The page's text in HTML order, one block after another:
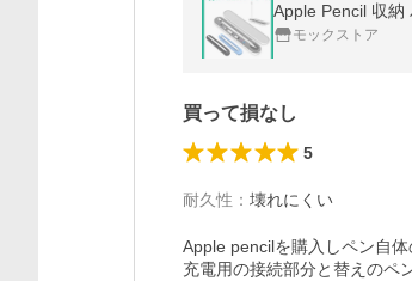
Apple Pencil 収納
モックストア
買って損なし
5
耐久性 ： 壊れにくい
Apple pencilを購入しペン自
充電用の接続部分と替えのペ